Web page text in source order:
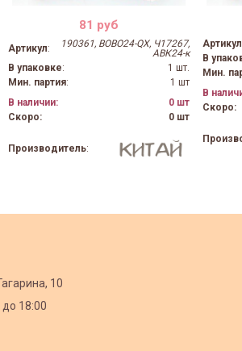
81 руб
Артикул:
190361, BOBO24-QX, Ч17267,
АВК24-к
В упаковке:
1 шт.
Мин. партия:
1 шт
В наличии:
0 шт
Скоро:
0 шт
Производитель:
Артикул
В
Мин.
В
Скоро:
10
18:00